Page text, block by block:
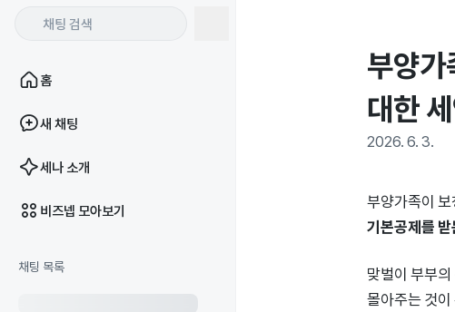
홈
새 채팅
세나 소개
비즈넵 모아보기
채팅 목록
부양
대한
2026. 6. 3.
부양가족이
기본공제를
맞벌이 부부
몰아주는 것